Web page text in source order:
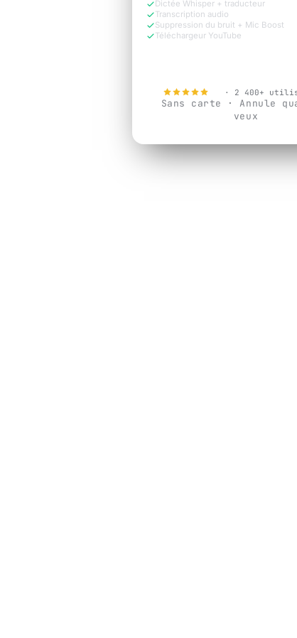
Dictée Whisper + traducteur
Transcription audio
Suppression du bruit + Mic Boost
Téléchargeur YouTube
· 2 400+
Sans carte · Annule
veux